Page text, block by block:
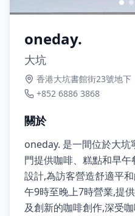
oneday.
大坑
香港大坑書館街23號地下
+852 6886 3868
關於
oneday. 是一間位於大
門提供咖啡、糕點和早
設計,為訪客營造舒適平
午9時至晚上7時營業,提
及創新的咖啡創作,深受